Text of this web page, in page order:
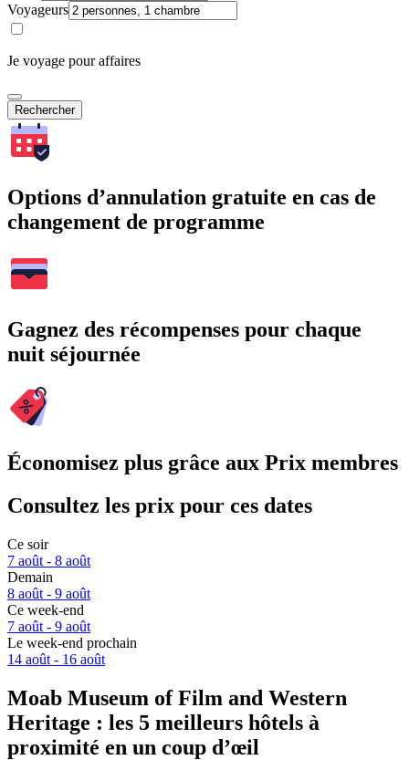
Voyageurs
Je voyage pour affaires
Rechercher
Options d’annulation gratuite en cas de
changement de programme
Gagnez des récompenses pour chaque
nuit séjournée
Économisez plus grâce aux Prix membres
Consultez les prix pour ces dates
Ce soir
7 août - 8 août
Demain
8 août - 9 août
Ce week-end
7 août - 9 août
Le week-end prochain
14 août - 16 août
Moab Museum of Film and Western
Heritage : les 5 meilleurs hôtels à
proximité en un coup d’œil